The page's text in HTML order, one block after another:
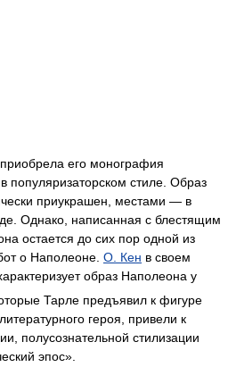
его монография
популяризаторском стиле. Образ
приукрашен, местами — в
Однако, написанная с блестящим
остается до сих пор одной из
о Наполеоне. О. Кен в своем
образ Наполеона у
Тарле предъявил к фигуре
героя, привели к
полусознательной стилизации
эпос».